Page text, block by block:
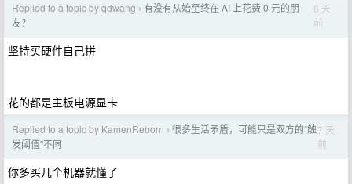
Replied to a topic by qdwang › 有没有从始至终在 AI 上花费 0 元的朋
友？
6 天
前
坚持买硬件自己拼
花的都是主板电源显卡
Replied to a topic by KamenReborn › 很多生活矛盾，可能只是双方的“触
发阈值”不同
7 天
前
你多买几个机器就懂了